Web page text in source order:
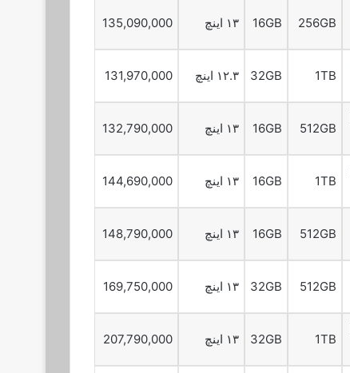
256GB
16GB ۱۳ اینچ 135,090,000
1TB
32GB ۱۲.۳ اینچ 131,970,000
512GB
16GB ۱۳ اینچ 132,790,000
1TB
16GB ۱۳ اینچ 144,690,000
512GB
16GB ۱۳ اینچ 148,790,000
512GB
32GB ۱۳ اینچ 169,750,000
1TB
32GB ۱۳ اینچ 207,790,000